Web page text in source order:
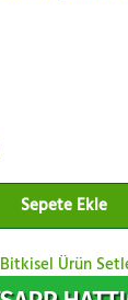
Sepete Ekle
Bitkisel Ürün